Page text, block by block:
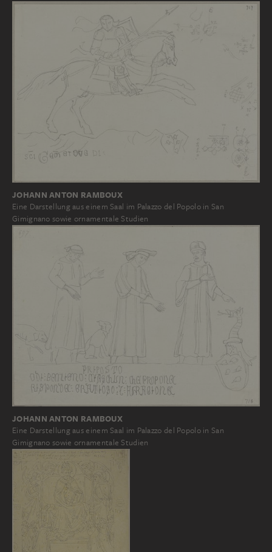
JOHANN ANTON RAMBOUX
Eine Darstellung aus einem Saal im Palazzo del Popolo in San
Gimignano sowie ornamentale Studien
JOHANN ANTON RAMBOUX
Eine Darstellung aus einem Saal im Palazzo del Popolo in San
Gimignano sowie ornamentale Studien